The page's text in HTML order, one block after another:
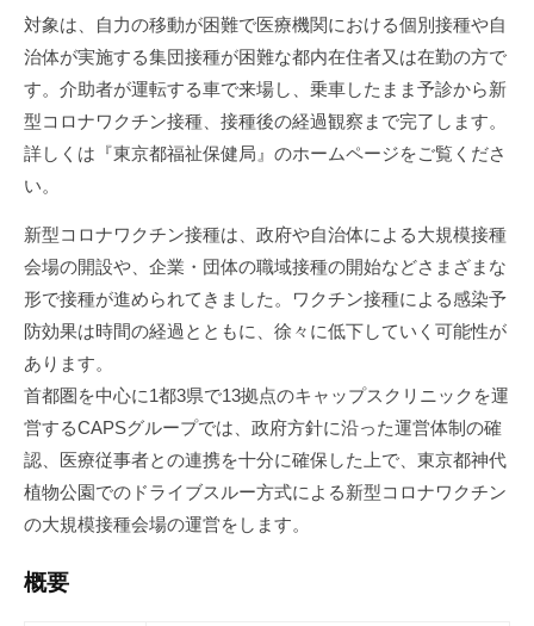
量
を
最
大
化
す
リ
ニ
ッ
ク
チ
ー
ン
マ
ネ
ジ
メ
ン
ト
事
業
健
m
i
n
対象は、自力の移動が困難で医療機関における個別接種や自
治体が実施する集団接種が困難な都内在住者又は在勤の方で
す。介助者が運転する車で来場し、乗車したまま予診から新
型コロナワクチン接種、接種後の経過観察まで完了します。
詳しくは『東京都福祉保健局』のホームページをご覧くださ
い。
新型コロナワクチン接種は、政府や自治体による大規模接種
会場の開設や、企業・団体の職域接種の開始などさまざまな
形で接種が進められてきました。ワクチン接種による感染予
防効果は時間の経過とともに、徐々に低下していく可能性が
あります。
首都圏を中心に1都3県で13拠点のキャップスクリニックを運
営するCAPSグループでは、政府方針に沿った運営体制の確
認、医療従事者との連携を十分に確保した上で、東京都神代
植物公園でのドライブスルー方式による新型コロナワクチン
の大規模接種会場の運営をします。
概要